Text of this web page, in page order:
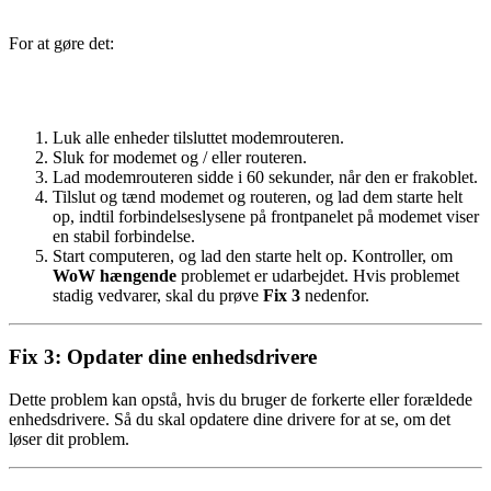
For at gøre det:
Luk alle enheder tilsluttet modemrouteren.
Sluk for modemet og / eller routeren.
Lad modemrouteren sidde i 60 sekunder, når den er frakoblet.
Tilslut og tænd modemet og routeren, og lad dem starte helt
op, indtil forbindelseslysene på frontpanelet på modemet viser
en stabil forbindelse.
Start computeren, og lad den starte helt op. Kontroller, om
WoW hængende problemet er udarbejdet. Hvis problemet
stadig vedvarer, skal du prøve Fix 3 nedenfor.
Fix 3: Opdater dine enhedsdrivere
Dette problem kan opstå, hvis du bruger de forkerte eller forældede
enhedsdrivere. Så du skal opdatere dine drivere for at se, om det
løser dit problem.